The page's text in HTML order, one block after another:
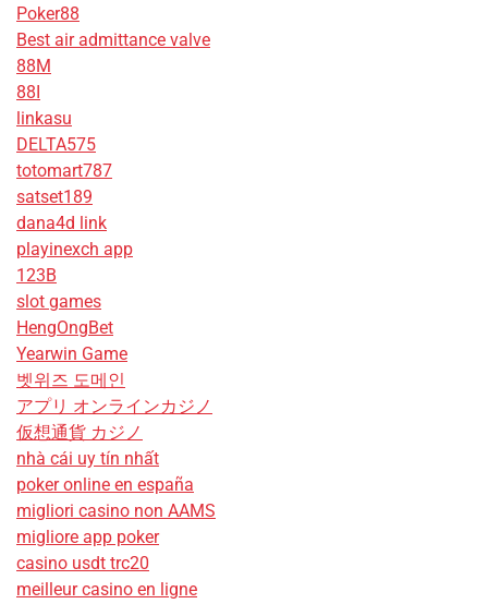
Poker88
Best air admittance valve
88M
88I
linkasu
DELTA575
totomart787
satset189
dana4d link
playinexch app
123B
slot games
HengOngBet
Yearwin Game
벳위즈 도메인
アプリ オンラインカジノ
仮想通貨 カジノ
nhà cái uy tín nhất
poker online en españa
migliori casino non AAMS
migliore app poker
casino usdt trc20
meilleur casino en ligne